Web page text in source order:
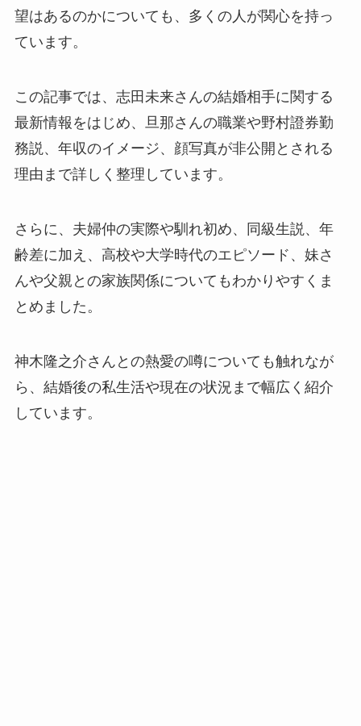
望はあるのかについても、多くの人が関心を持っ
ています。
この記事では、志田未来さんの結婚相手に関する
最新情報をはじめ、旦那さんの職業や野村證券勤
務説、年収のイメージ、顔写真が非公開とされる
理由まで詳しく整理しています。
さらに、夫婦仲の実際や馴れ初め、同級生説、年
齢差に加え、高校や大学時代のエピソード、妹さ
んや父親との家族関係についてもわかりやすくま
とめました。
神木隆之介さんとの熱愛の噂についても触れなが
ら、結婚後の私生活や現在の状況まで幅広く紹介
しています。